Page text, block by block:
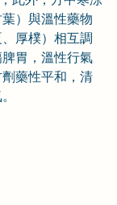
）與溫性藥物
、厚樸）相互調
胃，溫性行氣
藥性平和，清